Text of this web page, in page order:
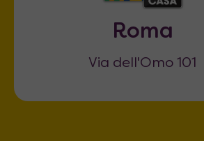
Roma
Via dell'Omo 101